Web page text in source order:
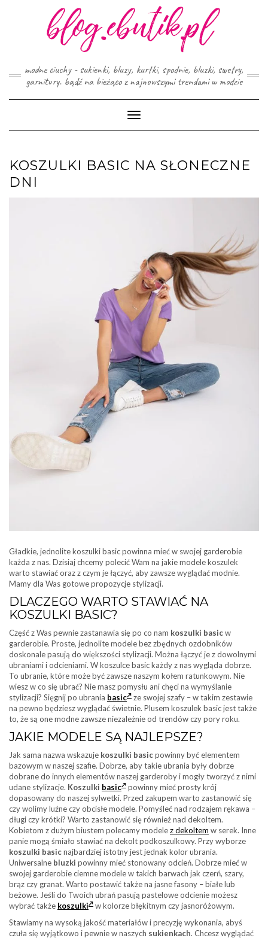
modne ciuchy - sukienki, bluzy, kurtki, spodnie, bluzki, swetry,
garnitury. bądź na bieżąco z najnowszymi trendami w modzie
Toggle
Navigation
KOSZULKI BASIC NA SŁONECZNE
DNI
Gładkie, jednolite koszulki basic powinna mieć w swojej garderobie
każda z nas. Dzisiaj chcemy polecić Wam na jakie modele koszulek
warto stawiać oraz z czym je łączyć, aby zawsze wyglądać modnie.
Mamy dla Was gotowe propozycje stylizacji.
DLACZEGO WARTO STAWIAĆ NA
KOSZULKI BASIC?
Część z Was pewnie zastanawia się po co nam koszulki basicw
garderobie. Proste, jednolite modele bez zbędnych ozdobników
doskonale pasują do większości stylizacji. Można łączyć je z dowolnymi
ubraniami i odcieniami. W koszulce basic każdy z nas wygląda dobrze.
To ubranie, które może być zawsze naszym kołem ratunkowym. Nie
wiesz w co się ubrać? Nie masz pomysłu ani chęci na wymyślanie
stylizacji? Sięgnij po ubrania basic
ze swojej szafy – w takim zestawie
na pewno będziesz wyglądać świetnie. Plusem koszulek basic jest także
to, że są one modne zawsze niezależnie od trendów czy pory roku.
JAKIE MODELE SĄ NAJLEPSZE?
Jak sama nazwa wskazuje koszulki basicpowinny być elementem
bazowym w naszej szafie. Dobrze, aby takie ubrania były dobrze
dobrane do innych elementów naszej garderoby i mogły tworzyć z nimi
udane stylizacje. Koszulki basic
powinny mieć prosty krój
dopasowany do naszej sylwetki. Przed zakupem warto zastanowić się
czy wolimy luźne czy obcisłe modele. Pomyśleć nad rodzajem rękawa –
długi czy krótki? Warto zastanowić się również nad dekoltem.
Kobietom z dużym biustem polecamy modelez dekoltem w serek. Inne
panie mogą śmiało stawiać na dekolt podkoszulkowy. Przy wyborze
koszulki basicnajbardziej istotny jest jednak kolor ubrania.
Uniwersalne bluzki powinny mieć stonowany odcień. Dobrze mieć w
swojej garderobie ciemne modele w takich barwach jak czerń, szary,
brąz czy granat. Warto postawić także na jasne fasony – białe lub
beżowe. Jeśli do Twoich ubrań pasują pastelowe odcienie możesz
wybrać także koszulki
w kolorze błękitnym czy jasnoróżowym.
Stawiamy na wysoką jakość materiałów i precyzję wykonania, abyś
czuła się wyjątkowo i pewnie w naszych sukienkach. Chcesz wyglądać